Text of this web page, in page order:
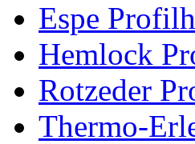
Espe
Hemlock
Rotzeder
Thermo-